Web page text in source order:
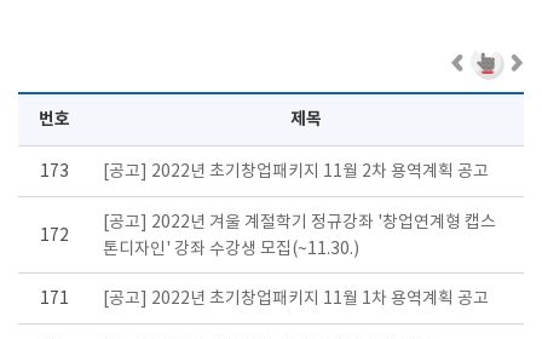
번호 제목
173 [공고] 2022년 초기창업패키지 11월 2차 용역계획 공고
172
[공고] 2022년 겨울 계절학기 정규강좌 '창업연계형 캡스
톤디자인' 강좌 수강생 모집(~11.30.)
171 [공고] 2022년 초기창업패키지 11월 1차 용역계획 공고